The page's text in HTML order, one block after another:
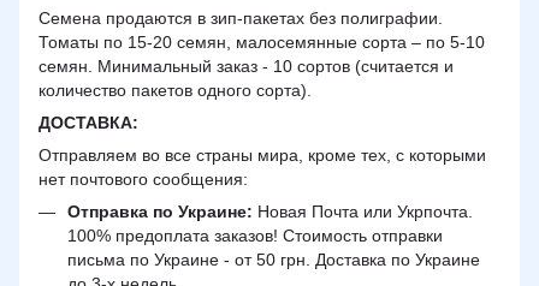
Семена продаются в зип-пакетах без полиграфии.
Томаты по 15-20 семян, малосемянные сорта – по 5-10
семян. Минимальный заказ - 10 сортов (считается и
количество пакетов одного сорта).
ДОСТАВКА:
Отправляем во все страны мира, кроме тех, с которыми
нет почтового сообщения:
Отправка по Украине: Новая Почта или Укрпочта.
100% предоплата заказов! Стоимость отправки
письма по Украине - от 50 грн. Доставка по Украине